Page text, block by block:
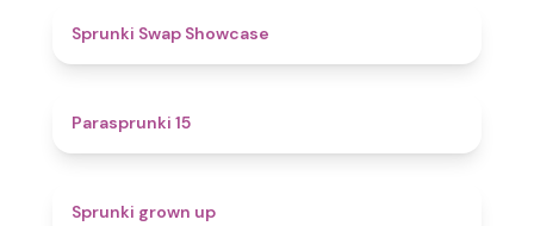
Sprunki Swap Showcase
Parasprunki 15
Sprunki grown up